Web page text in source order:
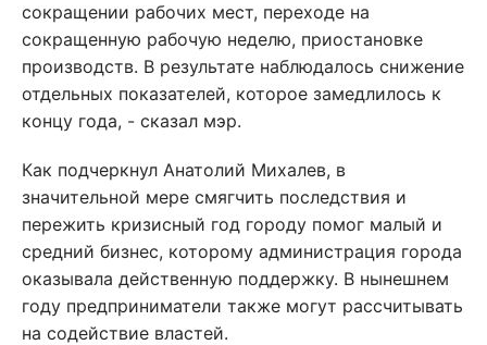
сокращении рабочих мест, переходе на
сокращенную рабочую неделю, приостановке
производств. В результате наблюдалось снижение
отдельных показателей, которое замедлилось к
концу года, - сказал мэр.
Как подчеркнул Анатолий Михалев, в
значительной мере смягчить последствия и
пережить кризисный год городу помог малый и
средний бизнес, которому администрация города
оказывала действенную поддержку. В нынешнем
году предприниматели также могут рассчитывать
на содействие властей.